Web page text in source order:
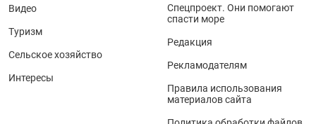
Видео
Туризм
Сельское хозяйство
Интересы
Спецпроект. Они помогают
спасти море
Редакция
Рекламодателям
Правила использования
материалов сайта